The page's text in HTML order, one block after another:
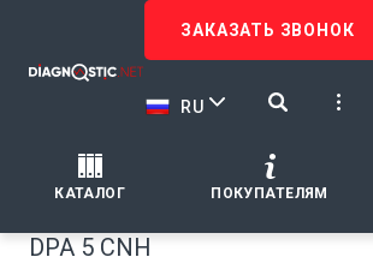
ЗАКАЗАТЬ ЗВОНОК
RU
КАТАЛОГ ПОКУПАТЕЛЯМ
DPA 5 CNH